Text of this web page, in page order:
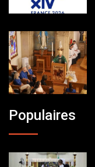
Populaires